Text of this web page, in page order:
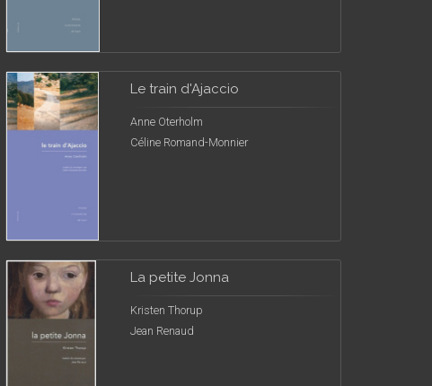
Le train d'Ajaccio
Anne Oterholm
Céline Romand-Monnier
La petite Jonna
Kristen Thorup
Jean Renaud